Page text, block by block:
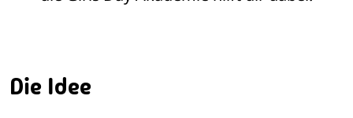
Die Idee